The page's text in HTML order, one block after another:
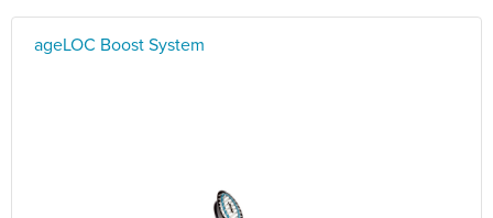
ageLOC Boost System